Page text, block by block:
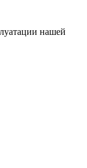
нашей